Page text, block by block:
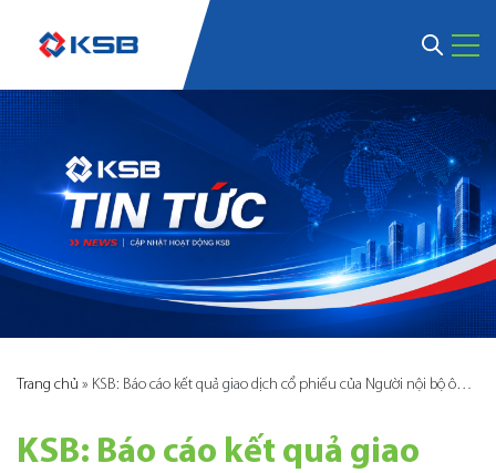
Trang chủ » KSB: Báo cáo kết quả giao dịch cổ phiếu của Người nội bộ ông Đặng Quang Thung
KSB: Báo cáo kết quả giao